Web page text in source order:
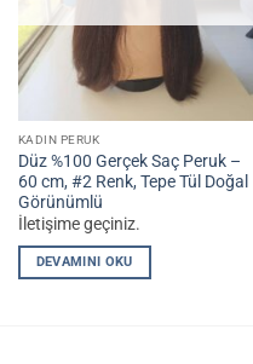
KADIN PERUK
Düz %100 Gerçek Saç Peruk –
60 cm, #2 Renk, Tepe Tül Doğal
Görünümlü
İletişime geçiniz.
DEVAMINI OKU